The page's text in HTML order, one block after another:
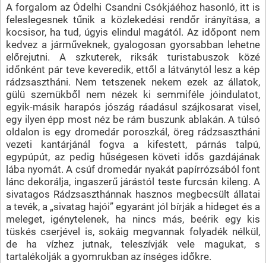
A forgalom az Ódelhi Csandni Csókjáéhoz hasonló, itt is
feleslegesnek tűnik a közlekedési rendőr irányítása, a
kocsisor, ha tud, úgyis elindul magától. Az időpont nem
kedvez a járműveknek, gyalogosan gyorsabban lehetne
előrejutni. A szkuterek, riksák turistabuszok közé
időnként pár teve keveredik, ettől a látványtól lesz a kép
rádzsasztháni. Nem tetszenek nekem ezek az állatok,
gülü szemükből nem nézek ki semmiféle jóindulatot,
egyik-másik harapós jószág ráadásul szájkosarat visel,
egy ilyen épp most néz be rám buszunk ablakán. A túlsó
oldalon is egy dromedár poroszkál, öreg rádzsasztháni
vezeti kantárjánál fogva a kifestett, párnás talpú,
egypúpút, az pedig hűségesen követi idős gazdájának
lába nyomát. A csúf dromedár nyakát papírrózsából font
lánc dekorálja, ingaszerű járástól teste furcsán kileng. A
sivatagos Rádzsaszthánnak hasznos megbecsült állatai
a tevék, a „sivatag hajói” egyaránt jól bírják a hideget és a
meleget, igénytelenek, ha nincs más, beérik egy kis
tüskés cserjével is, sokáig megvannak folyadék nélkül,
de ha vízhez jutnak, teleszívják vele magukat, s
tartalékolják a gyomrukban az ínséges időkre.